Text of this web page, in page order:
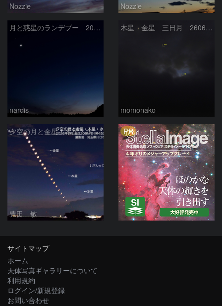
Nozzie Nozzie
月と惑星のランデブー 2026/06/19
nardis
木星 金星 三日月 260618
momonako
夕空の月と金星・木星・水星の接近 2026/6/18
豊田 敏
PR
サイトマップ
ホーム
天体写真ギャラリーについて
利用規約
ログイン/新規登録
お問い合わせ